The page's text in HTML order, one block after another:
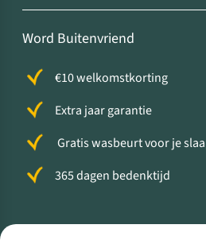
Word Buitenvriend
€10 welkomstkorting
Extra jaar garantie
Gratis wasbeurt voor je
365 dagen bedenktijd